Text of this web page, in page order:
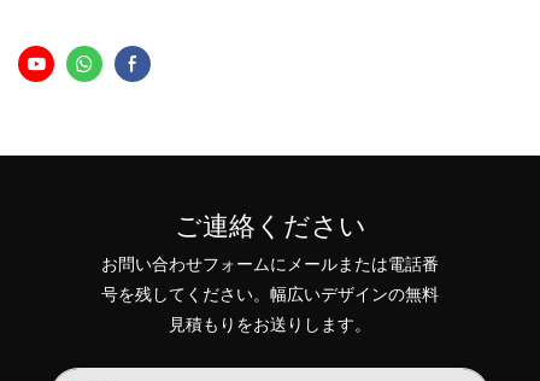
ご連絡ください
お問い合わせフォームにメールまたは電話番
号を残してください。幅広いデザインの無料
見積もりをお送りします。